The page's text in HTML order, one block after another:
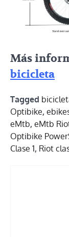
Más
bicicleta
Tagged
Optibike,
eMtb, eMtb
Optibike
Clase 1, Riot